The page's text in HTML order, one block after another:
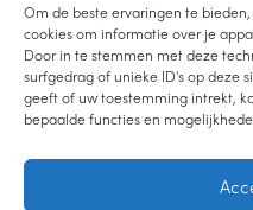
Om de beste ervaringen te
cookies om informatie over je
Door in te stemmen met deze
surfgedrag of unieke ID's op deze
geeft of uw toestemming intrekt,
bepaalde functies en
WordPress.org